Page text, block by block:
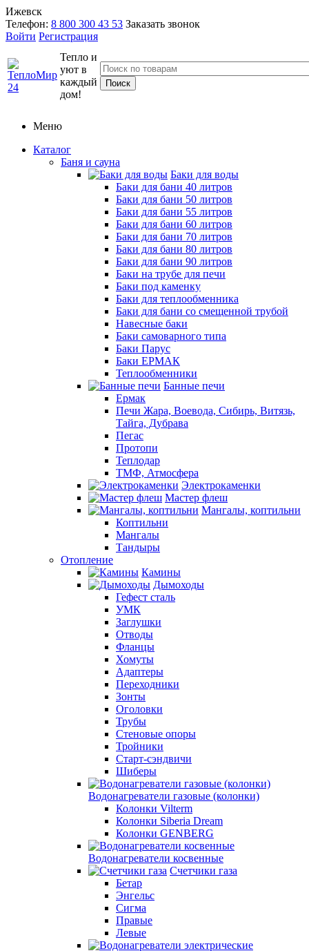
Ижевск
Телефон: 8 800 300 43 53 Заказать звонок
Войти Регистрация
Тепло и
уют в
каждый
дом!
Меню
Каталог
Баня и сауна
Баки для воды
Баки для бани 40 литров
Баки для бани 50 литров
Баки для бани 55 литров
Баки для бани 60 литров
Баки для бани 70 литров
Баки для бани 80 литров
Баки для бани 90 литров
Баки на трубе для печи
Баки под каменку
Баки для теплообменника
Баки для бани со смещенной трубой
Навесные баки
Баки самоварного типа
Баки Парус
Баки ЕРМАК
Теплообменники
Банные печи
Ермак
Печи Жара, Воевода, Сибирь, Витязь,
Тайга, Дубрава
Пегас
Протопи
Теплодар
ТМФ, Атмосфера
Электрокаменки
Мастер флеш
Мангалы, коптильни
Коптильни
Мангалы
Тандыры
Отопление
Камины
Дымоходы
Гефест сталь
УМК
Заглушки
Отводы
Фланцы
Хомуты
Адаптеры
Переходники
Зонты
Оголовки
Трубы
Стеновые опоры
Тройники
Старт-сэндвичи
Шиберы
Водонагреватели газовые (колонки)
Колонки Vilterm
Колонки Siberia Dream
Колонки GENBERG
Водонагреватели косвенные
Счетчики газа
Бетар
Энгельс
Сигма
Правые
Левые